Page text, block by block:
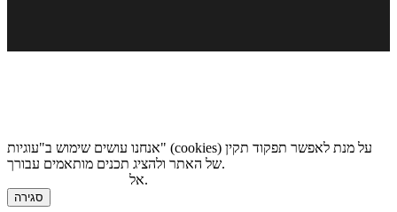
אנחנו עושים שימוש ב"עוגיות" (cookies) על מנת לאפשר תפקוד תקין
של האתר ולהציג תכנים מותאמים עבורך.
אל.
סגירה